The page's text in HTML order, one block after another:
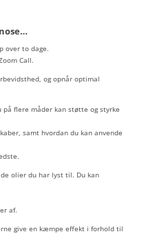
over to dage.
Call.
og opnår optimal
flere måder kan støtte og styrke
samt hvordan du kan anvende
olier du har lyst til. Du kan
af.
give en kæmpe effekt i forhold til